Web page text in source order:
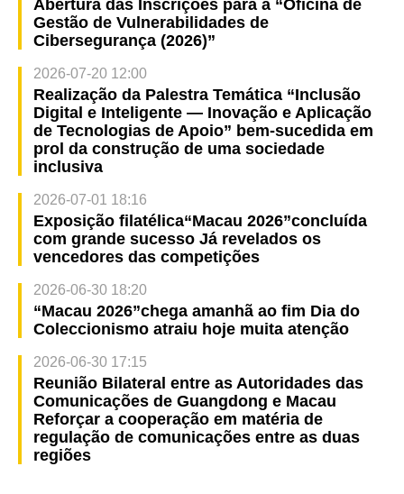
Abertura das Inscrições para a “Oficina de
Gestão de Vulnerabilidades de
Cibersegurança (2026)”
2026-07-20 12:00
Realização da Palestra Temática “Inclusão
Digital e Inteligente — Inovação e Aplicação
de Tecnologias de Apoio” bem-sucedida em
prol da construção de uma sociedade
inclusiva
2026-07-01 18:16
Exposição filatélica“Macau 2026”concluída
com grande sucesso Já revelados os
vencedores das competições
2026-06-30 18:20
“Macau 2026”chega amanhã ao fim Dia do
Coleccionismo atraiu hoje muita atenção
2026-06-30 17:15
Reunião Bilateral entre as Autoridades das
Comunicações de Guangdong e Macau
Reforçar a cooperação em matéria de
regulação de comunicações entre as duas
regiões